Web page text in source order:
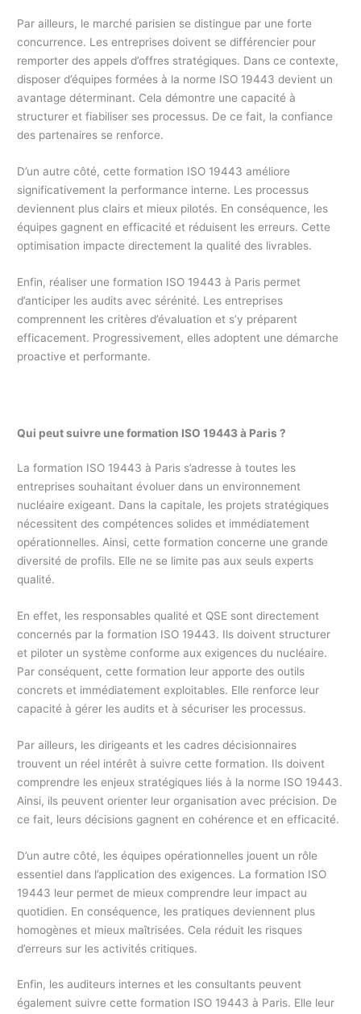
Par ailleurs, le marché parisien se distingue par une forte
concurrence. Les entreprises doivent se différencier pour
remporter des appels d’offres stratégiques. Dans ce contexte,
disposer d’équipes formées à la norme ISO 19443 devient un
avantage déterminant. Cela démontre une capacité à
structurer et fiabiliser ses processus. De ce fait, la confiance
des partenaires se renforce.
D’un autre côté, cette formation ISO 19443 améliore
significativement la performance interne. Les processus
deviennent plus clairs et mieux pilotés. En conséquence, les
équipes gagnent en efficacité et réduisent les erreurs. Cette
optimisation impacte directement la qualité des livrables.
Enfin, réaliser une formation ISO 19443 à Paris permet
d’anticiper les audits avec sérénité. Les entreprises
comprennent les critères d’évaluation et s’y préparent
efficacement. Progressivement, elles adoptent une démarche
proactive et performante.
Qui peut suivre une formation ISO 19443 à Paris ?
La formation ISO 19443 à Paris s’adresse à toutes les
entreprises souhaitant évoluer dans un environnement
nucléaire exigeant. Dans la capitale, les projets stratégiques
nécessitent des compétences solides et immédiatement
opérationnelles. Ainsi, cette formation concerne une grande
diversité de profils. Elle ne se limite pas aux seuls experts
qualité.
En effet, les responsables qualité et QSE sont directement
concernés par la formation ISO 19443. Ils doivent structurer
et piloter un système conforme aux exigences du nucléaire.
Par conséquent, cette formation leur apporte des outils
concrets et immédiatement exploitables. Elle renforce leur
capacité à gérer les audits et à sécuriser les processus.
Par ailleurs, les dirigeants et les cadres décisionnaires
trouvent un réel intérêt à suivre cette formation. Ils doivent
comprendre les enjeux stratégiques liés à la norme ISO 19443.
Ainsi, ils peuvent orienter leur organisation avec précision. De
ce fait, leurs décisions gagnent en cohérence et en efficacité.
D’un autre côté, les équipes opérationnelles jouent un rôle
essentiel dans l’application des exigences. La formation ISO
19443 leur permet de mieux comprendre leur impact au
quotidien. En conséquence, les pratiques deviennent plus
homogènes et mieux maîtrisées. Cela réduit les risques
d’erreurs sur les activités critiques.
Enfin, les auditeurs internes et les consultants peuvent
également suivre cette formation ISO 19443 à Paris. Elle leur